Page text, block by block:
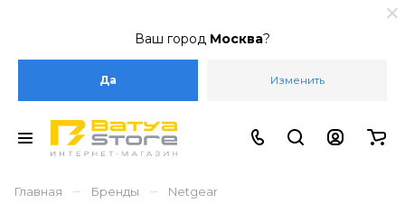
Ваш город Москва?
Да Изменить
Главная – Бренды – Netgear